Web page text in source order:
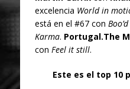
excelencia World in
está en el #67 con
Karma. Portugal.The
con Feel it still.
Este es el top 10